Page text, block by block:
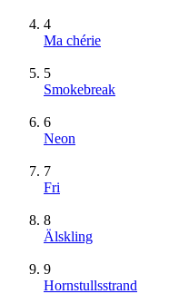
4
Ma chérie
5
Smokebreak
6
Neon
7
Fri
8
Älskling
9
Hornstullsstrand